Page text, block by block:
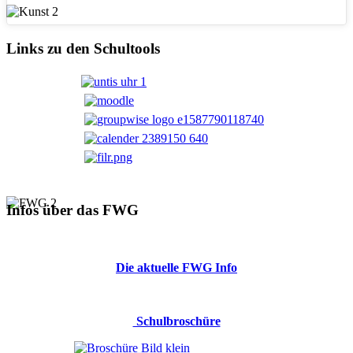
Links zu den Schultools
Infos über das FWG
Die aktuelle FWG Info
Schulbroschüre